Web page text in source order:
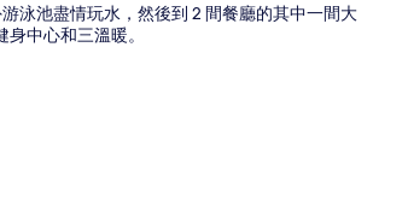
泳池盡情玩水，然後到 2 間餐廳的其中一間大
中心和三溫暖。